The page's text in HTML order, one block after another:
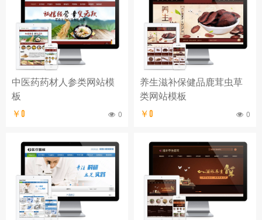
中医药药材人参类网站模
板
￥0 0
养生滋补保健品鹿茸虫草
类网站模板
￥0 0